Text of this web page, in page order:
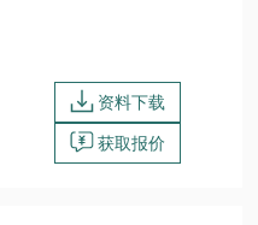
资料下载
获取报价